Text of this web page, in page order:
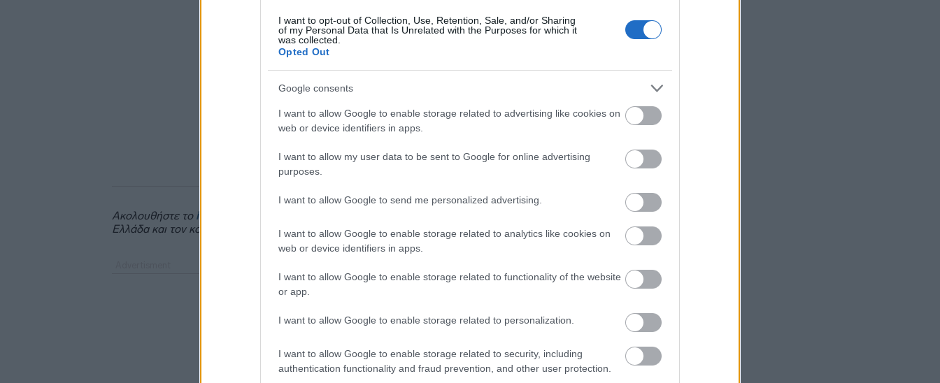
I want to opt-out of Collection, Use, Retention, Sale, and/or Sharing
of my Personal Data that Is Unrelated with the Purposes for which it
was collected.
Opted Out
Google consents
I want to allow Google to enable storage related to advertising like cookies on
web or device identifiers in apps.
I want to allow my user data to be sent to Google for online advertising
purposes.
I want to allow Google to send me personalized advertising.
I want to allow Google to enable storage related to analytics like cookies on
web or device identifiers in apps.
I want to allow Google to enable storage related to functionality of the website
or app.
I want to allow Google to enable storage related to personalization.
I want to allow Google to enable storage related to security, including
authentication functionality and fraud prevention, and other user protection.
Ακολουθήστε το insider.gr στο Google News
Ελλάδα και τον κόσμο.
και νέα υποχώρηση για τον Γενικό
Δείκτη
Εθνικό Πρόγραμμα Ανάπτυξης για
ανάπλαση της ΔΕΘ
Η Apollo Global εξαγοράζει την
EasyJet έναντι 7,7 δισ. δολαρίων
της Γαλλίας να απελάσει Ρωσίδα
δημοσιογράφο
Η Qualco αποκτά το 50,1% της
Multiverse
17:19
Η OpenAI ζητά απόρριψη της αγωγής
της Apple για κλοπή εμπορικών
17:15
Η Bain Capital εξαγοράζει την αλυσίδα
Σε εξέλιξη πυρκαγιά στην Αγία Μαρίνα
και εναέριες δυνάμεις